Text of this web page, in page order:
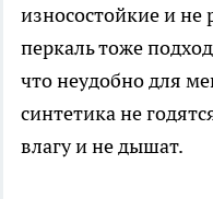
износостойкие и не
перкаль тоже
что неудобно для
синтетика не
влагу и не дышат.